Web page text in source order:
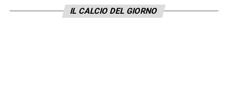
videosorveglianza avrebbero già individuato
IL CALCIO DEL GIORNO